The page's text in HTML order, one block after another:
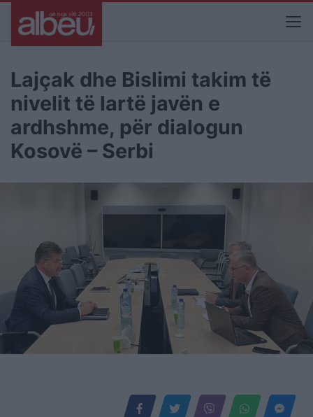
Lajçak dhe Bislimi takim të
nivelit të lartë javën e
ardhshme, për dialogun
Kosovë – Serbi